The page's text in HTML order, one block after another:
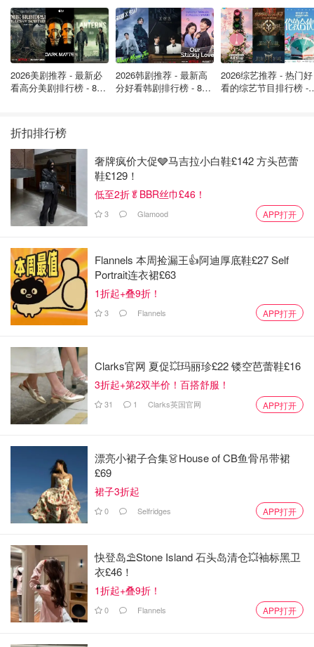
2026美剧推荐 - 最新必
看高分美剧排行榜 - 8月
2026韩剧推荐 - 最新高
分好看韩剧排行榜 - 8月
2026综艺推荐 - 热门好
看的综艺节目排行榜 -
折扣排行榜
奢牌疯价大促🩶马吉拉小白鞋£142 方头芭蕾
鞋£129！
低至2折🥬BBR丝巾£46！
3 Glamood APP打开
Flannels 本周捡漏王👍阿迪厚底鞋£27 Self
Portrait连衣裙£63
1折起+叠9折！
3 Flannels APP打开
Clarks官网 夏促💥玛丽珍£22 镂空芭蕾鞋£16
3折起+第2双半价！百搭舒服！
31 1 Clarks英国官网 APP打开
漂亮小裙子合集👗House of CB鱼骨吊带裙
£69
裙子3折起
0 Selfridges APP打开
快登岛⛱️Stone Island 石头岛清仓💥袖标黑卫
衣£46！
1折起+叠9折！
0 Flannels APP打开